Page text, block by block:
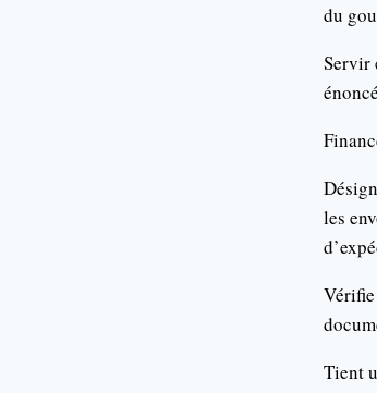
du
Servir
les
Tient